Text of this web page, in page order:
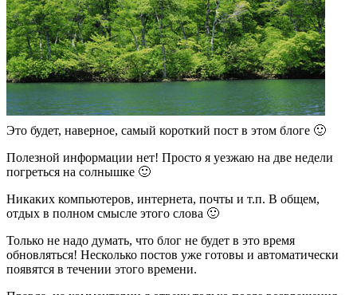
Это будет, наверное, самый короткий пост в этом блоге 🙂
Полезной информации нет! Просто я уезжаю на две недели
погреться на солнышке 🙂
Никаких компьютеров, интернета, почты и т.п. В общем,
отдых в полном смысле этого слова 🙂
Только не надо думать, что блог не будет в это время
обновляться! Несколько постов уже готовы и автоматически
появятся в течении этого времени.